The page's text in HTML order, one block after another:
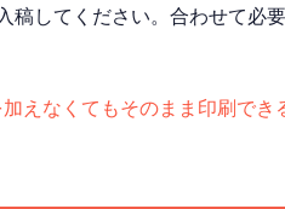
してください。合わせて必
えなくてもそのまま印刷でき